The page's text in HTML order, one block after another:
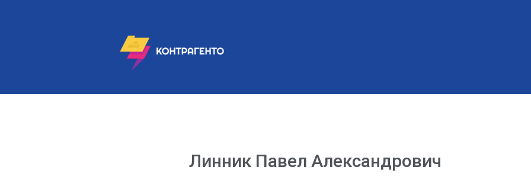
Линник Павел Александрович